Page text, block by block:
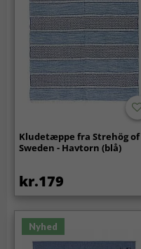
Kludetæppe fra Strehög of
Sweden - Havtorn (blå)
kr.179
Nyhed